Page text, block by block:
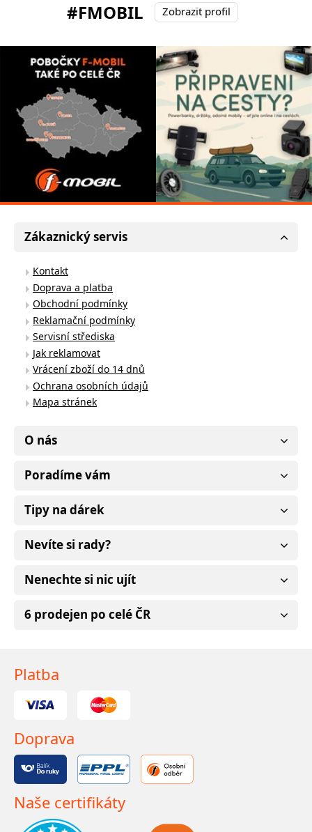
#FMOBIL
Zobrazit profil
Zákaznický servis
Kontakt
Doprava a platba
Obchodní podmínky
Reklamační podmínky
Servisní střediska
Jak reklamovat
Vrácení zboží do 14 dnů
Ochrana osobních údajů
Mapa stránek
O nás
Poradíme vám
Tipy na dárek
Nevíte si rady?
Nenechte si nic ujít
6 prodejen po celé ČR
Platba
Doprava
Naše certifikáty